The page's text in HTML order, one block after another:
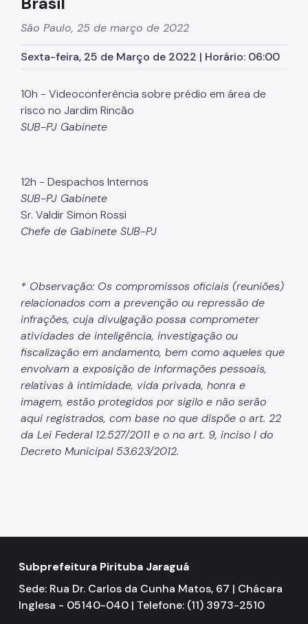
Zeladoria Urbana
Cata-Bagulho
CPM/PJ
Notícias
São Paulo, 25 de março de 2022
Sexta-feira, 25 de Março de 2022 | Horário: 06:00
10h - Videoconferência sobre prédio em área de
risco no Jardim Rincão
SUB-PJ Gabinete
12h - Despachos Internos
SUB-PJ Gabinete
Sr. Valdir Simon Rossi
Chefe de Gabinete SUB-PJ
* Observação: Os compromissos oficiais (reuniões)
relacionados com a prevenção ou repressão de
infrações, cuja divulgação possa comprometer
atividades de inteligência, investigação ou
fiscalização em andamento, bem como aqueles que
envolvam a exposição de informações pessoais,
relativas à intimidade, vida privada, honra e
imagem, estão protegidos por sigilo e não serão
aqui registrados, com base no que dispõe o art. 22
da Lei Federal 12.527/2011 e o no art. 9, inciso I do
Decreto Municipal 53.623/2012.
Subprefeitura Pirituba Jaraguá
Sede: Rua Dr. Carlos da Cunha Matos, 67 | Chácara
Inglesa - 05140-040 | Telefone: (11) 3973-2510